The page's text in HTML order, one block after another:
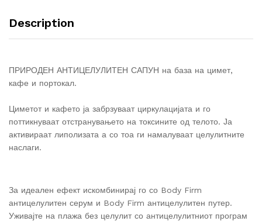
Description
ПРИРОДЕН АНТИЦЕЛУЛИТЕН САПУН на база на цимет,
кафе и портокал.
Циметот и кафето ја забрзуваат циркулацијата и го
поттикнуваат отстранувањето на токсините од телото. Ја
активираат липолизата а со тоа ги намалуваат целулитните
наслаги.
За идеален ефект искомбинирај го со Body Firm
антицелулитен серум и Body Firm антицелулитен путер.
Уживајте на плажа без целулит со антицелулитниот програм